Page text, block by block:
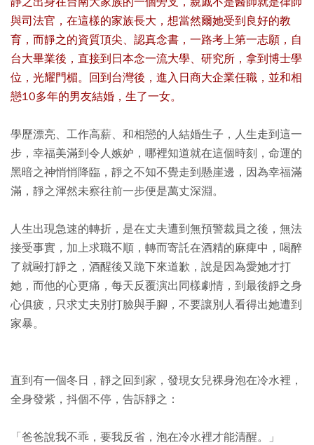
與司法官，在這樣的家族長大，想當然爾她受到良好的教
育，而靜之的資質頂尖、認真念書，一路考上第一志願，自
台大畢業後，直接到日本念一流大學、研究所，拿到博士學
位，光耀門楣。回到台灣後，進入日商大企業任職，並和相
戀10多年的男友結婚，生了一女。
學歷漂亮、工作高薪、和相戀的人結婚生子，人生走到這一
步，幸福美滿到令人嫉妒，哪裡知道就在這個時刻，命運的
黑暗之神悄悄降臨，靜之不知不覺走到懸崖邊，因為幸福滿
滿，靜之渾然未察往前一步便是萬丈深淵。
人生出現急速的轉折，是在丈夫遭到無預警裁員之後，無法
接受事實，加上求職不順，轉而寄託在酒精的麻痺中，喝醉
了就毆打靜之，酒醒後又跪下來道歉，說是因為愛她才打
她，而他的心更痛，每天反覆演出同樣劇情，到最後靜之身
心俱疲，只求丈夫別打臉與手腳，不要讓別人看得出她遭到
家暴。
直到有一個冬日，靜之回到家，發現女兒裸身泡在冷水裡，
全身發紫，抖個不停，告訴靜之：
「爸爸說我不乖，要我反省，泡在冷水裡才能清醒。」